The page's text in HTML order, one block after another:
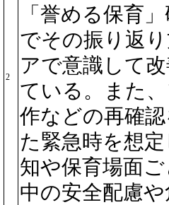
2
「誉める保育
でその振り返
アで意識して
ている。また
作などの再確
た緊急時を想
知や保育場面
中の安全配慮